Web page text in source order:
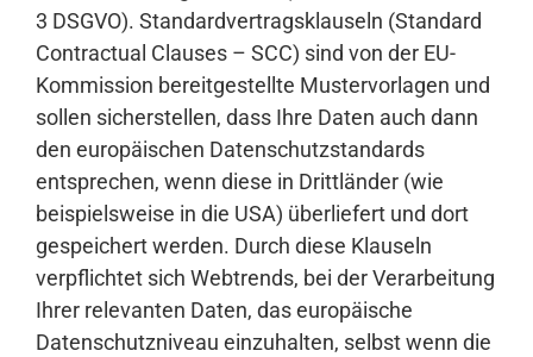
3 DSGVO). Standardvertragsklauseln (Standard
Contractual Clauses – SCC) sind von der EU-
Kommission bereitgestellte Mustervorlagen und
sollen sicherstellen, dass Ihre Daten auch dann
den europäischen Datenschutzstandards
entsprechen, wenn diese in Drittländer (wie
beispielsweise in die USA) überliefert und dort
gespeichert werden. Durch diese Klauseln
verpflichtet sich Webtrends, bei der Verarbeitung
Ihrer relevanten Daten, das europäische
Datenschutzniveau einzuhalten, selbst wenn die